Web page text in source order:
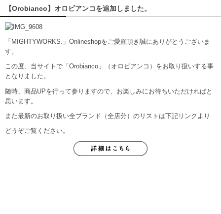
【Orobianco】オロビアンコを追加しました。
「MIGHTYWORKS.」Onlineshopをご愛顧頂き誠にありがとうございま
す。
この度、当サイトで「Orobianco」（オロビアンコ）をお取り扱いする事
となりました。
随時、商品UPを行って参りますので、お楽しみにお待ちいただければと
思います。
また最新のお取り扱い全ブランド（全店分）のリストは下記リンクより
どうぞご覧ください。